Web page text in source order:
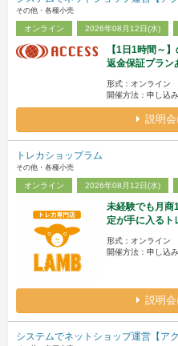
その他・各種小売
オンライン 2026年08月12日(水)
【1日1時間～
返金保証プラン
形式：オンライン
開催方法：申し込
説明
トレカショップラム
その他・各種小売
オンライン 2026年08月12日(水)
未経験でも月商
定が手に入るト
形式：オンライン
開催方法：申し込
説明
システムでネットショップ運営【アク